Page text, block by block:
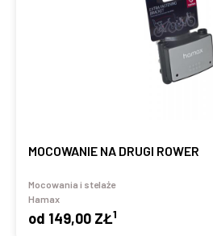
MOCOWANIE NA DRUGI ROWER
Mocowania i stelaże
Hamax
od 149,00 ZŁ1